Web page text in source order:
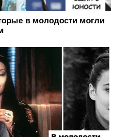
в молодости могли